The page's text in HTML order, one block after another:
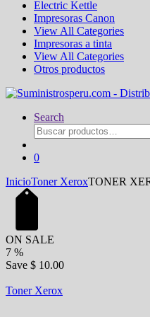
Electric Kettle
Impresoras Canon
View All Categories
Impresoras a tinta
View All Categories
Otros productos
Search
Buscar
por:
0
InicioToner XeroxTONER
ON SALE
7 %
Save $ 10.00
Toner Xerox